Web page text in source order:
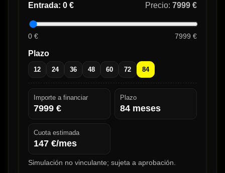
Entrada: 0 € Precio: 7999 €
0 € 7999 €
Plazo
12 24 36 48 60 72 84
Importe a financiar
7999 €
Plazo
84 meses
Cuota estimada
147 €/mes
Simulación no vinculante; sujeta a aprobación.